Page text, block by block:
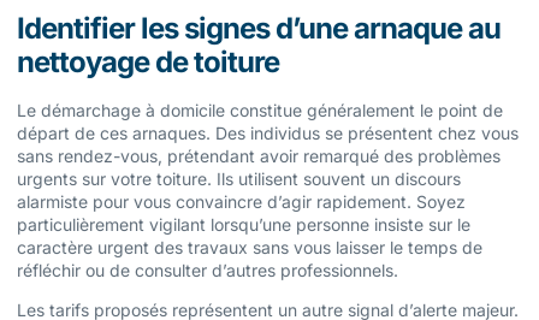
Identifier les signes d’une arnaque au
nettoyage de toiture
Le démarchage à domicile constitue généralement le point de
départ de ces arnaques. Des individus se présentent chez vous
sans rendez-vous, prétendant avoir remarqué des problèmes
urgents sur votre toiture. Ils utilisent souvent un discours
alarmiste pour vous convaincre d’agir rapidement. Soyez
particulièrement vigilant lorsqu’une personne insiste sur le
caractère urgent des travaux sans vous laisser le temps de
réfléchir ou de consulter d’autres professionnels.
Les tarifs proposés représentent un autre signal d’alerte majeur.